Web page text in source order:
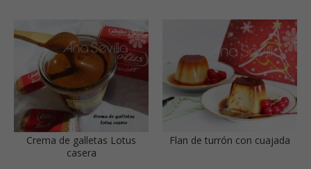
Crema de galletas Lotus
casera
Flan de turrón con cuajada